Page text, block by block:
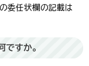
委任状欄の記載は
すか。